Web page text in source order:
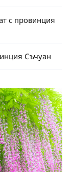
с провинция
Съчуан